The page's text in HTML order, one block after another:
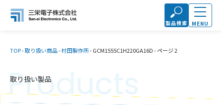
製品検索 MENU
TOP-取り扱い商品-村田製作所-GCM1555C1H220GA16D-ページ 2
取り扱い製品
Products